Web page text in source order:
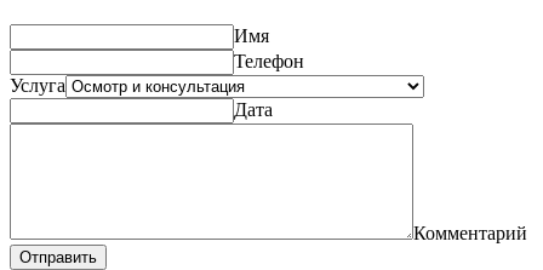
Имя
Телефон
Услуга
Дата
Комментарий
Отправить